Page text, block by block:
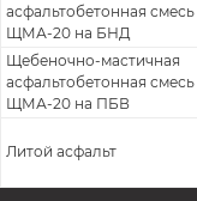
асфальтобетонная смесь
ЩМА-20 на БНД
Щебеночно-мастичная
асфальтобетонная смесь
ЩМА-20 на ПБВ
Литой асфальт